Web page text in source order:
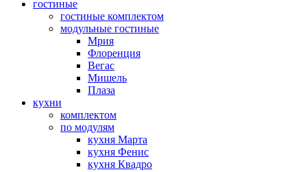
гостиные
гостиные комплектом
модульные гостиные
Мрия
Флоренция
Вегас
Мишель
Плаза
кухни
комплектом
по модулям
кухня Марта
кухня Фенис
кухня Квадро